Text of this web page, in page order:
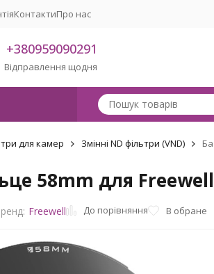
КонтактиПро нас
+380959090291
Відправлення щодня
для камер Змінні ND фільтри (VND)
58mm для
Freewell До порівняння В обране